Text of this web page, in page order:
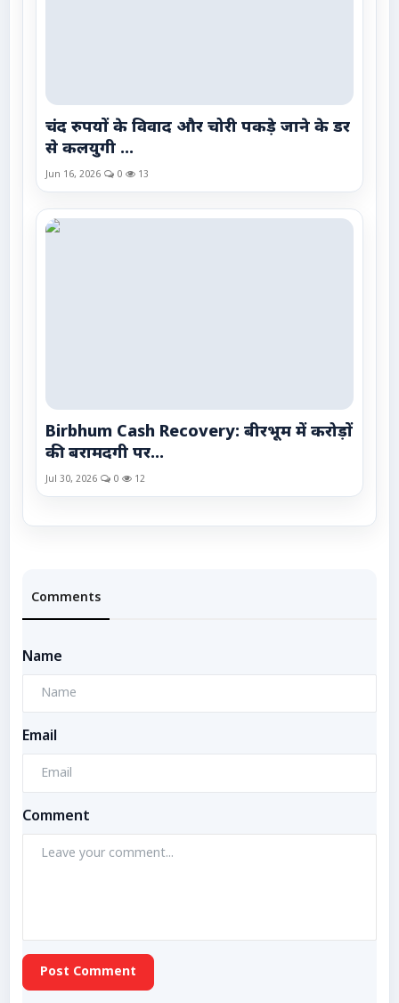
चंद रुपयों के विवाद और चोरी पकड़े जाने के डर
से कलयुगी ...
Jun 16, 2026 0 13
Birbhum Cash Recovery: बीरभूम में करोड़ों
की बरामदगी पर...
Jul 30, 2026 0 12
Comments
Name
Email
Comment
Post Comment